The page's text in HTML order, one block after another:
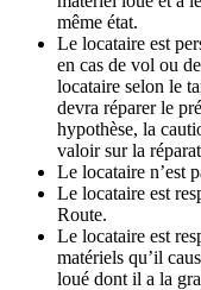
même état.
Le locataire est
en cas de vol ou
locataire selon le
devra réparer le
hypothèse, la
valoir sur la
Le locataire n’est
Le locataire est
Route.
Le locataire est
matériels qu’il
loué dont il a la